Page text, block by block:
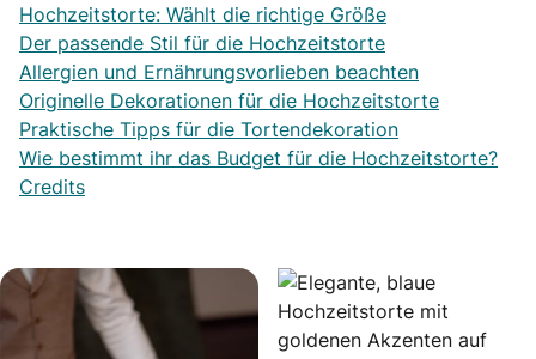
Hochzeitstorte: Wählt die richtige Größe
Der passende Stil für die Hochzeitstorte
Allergien und Ernährungsvorlieben beachten
Originelle Dekorationen für die Hochzeitstorte
Praktische Tipps für die Tortendekoration
Wie bestimmt ihr das Budget für die Hochzeitstorte?
Credits